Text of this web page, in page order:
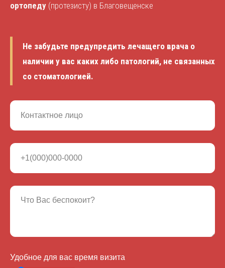
ортопеду (протезисту) в Благовещенске
Не забудьте предупредить лечащего врача о
наличии у вас каких либо патологий, не связанных
со стоматологией.
Удобное для вас время визита